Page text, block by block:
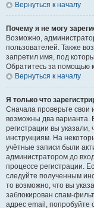
Вернуться к началу
Почему я не могу
Возможно,
пользователей. Также
запретил имя, под
Обратитесь за помощью
Вернуться к началу
Я только что
Сначала проверьте свои
возможны два варианта.
регистрации вы
инструкциям. На
учётные записи были
администратором до
процессе регистрации.
следуйте полученным
то возможно, что вы
заблокирован спам-
адрес email, попробуйте